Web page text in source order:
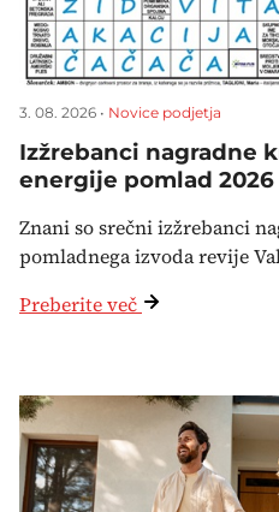
3. 08. 2026 • Novice podjetja
Izžrebanci nagradne
energije pomlad 2026
Znani so srečni izžrebanci
pomladnega izvoda revije
Preberite več